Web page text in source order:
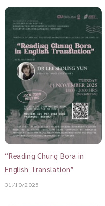
“Reading Chung Bora in
English Translation”
31/10/2025